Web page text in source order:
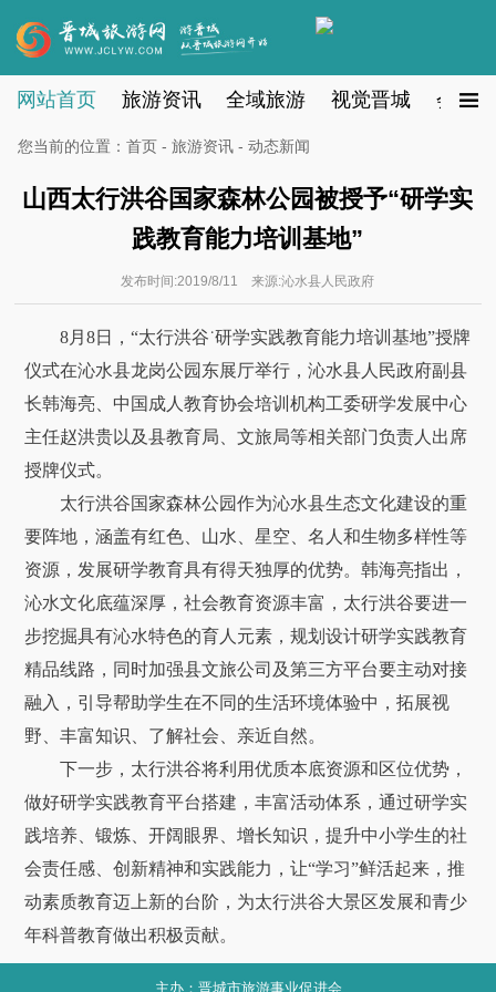
网站首页 旅游资讯 全域旅游 视觉晋城 会员
您当前的位置： 首页 - 旅游资讯 - 动态新闻
山西太行洪谷国家森林公园被授予“研学实
践教育能力培训基地”
发布时间:2019/8/11 来源:沁水县人民政府
8月8日，“太行洪谷˙研学实践教育能力培训基地”授牌
仪式在沁水县龙岗公园东展厅举行，沁水县人民政府副县
长韩海亮、中国成人教育协会培训机构工委研学发展中心
主任赵洪贵以及县教育局、文旅局等相关部门负责人出席
授牌仪式。
太行洪谷国家森林公园作为沁水县生态文化建设的重
要阵地，涵盖有红色、山水、星空、名人和生物多样性等
资源，发展研学教育具有得天独厚的优势。韩海亮指出，
沁水文化底蕴深厚，社会教育资源丰富，太行洪谷要进一
步挖掘具有沁水特色的育人元素，规划设计研学实践教育
精品线路，同时加强县文旅公司及第三方平台要主动对接
融入，引导帮助学生在不同的生活环境体验中，拓展视
野、丰富知识、了解社会、亲近自然。
下一步，太行洪谷将利用优质本底资源和区位优势，
做好研学实践教育平台搭建，丰富活动体系，通过研学实
践培养、锻炼、开阔眼界、增长知识，提升中小学生的社
会责任感、创新精神和实践能力，让“学习”鲜活起来，推
动素质教育迈上新的台阶，为太行洪谷大景区发展和青少
年科普教育做出积极贡献。
主办：晋城市旅游事业促进会